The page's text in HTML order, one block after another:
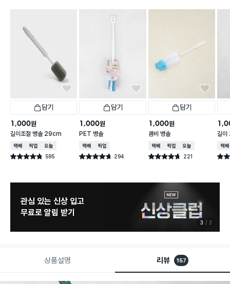
담기
1,000원
길이조절 병솔 29cm
택배배송매장픽업오늘배송
별점 4.8점 595
건 작성
담기
1,000원
PET 병솔
택배배송매장픽업
별점 4.7점 294
건 작성
담기
1,000원
콤비 병솔
택배배송매장픽업오늘배송
별점 4.7점 221
건 작성
길이
택배
별점
관심 있는 신상 입고
무료로 알림 받기
3 3
상품설명 리뷰 157